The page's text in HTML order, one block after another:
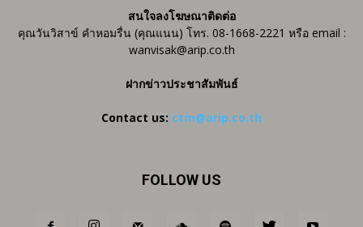
สนใจลงโฆษณาติดต่อ
คุณวันวิสาข์ คำหอมรื่น (คุณแนน) โทร. 08-1668-2221 หรือ email :
wanvisak@arip.co.th
ฝากข่าวประชาสัมพันธ์
Contact us: ctm@arip.co.th
FOLLOW US